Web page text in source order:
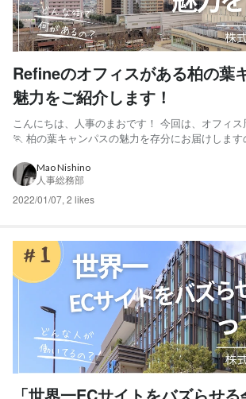
Refineのオフィスがある柏の葉
魅力をご紹介します！
こんにちは、人事のまおです！ 今回は、オフィ
🏃 柏の葉キャンパスの魅力を存分にお届けしま
葉キャンパス」というところです！ 「柏の葉キャ
模な区画整理が行われ、計画的な街づくりが行わ
Mao Nishino
人事総務部
2022/01/07,2 likes